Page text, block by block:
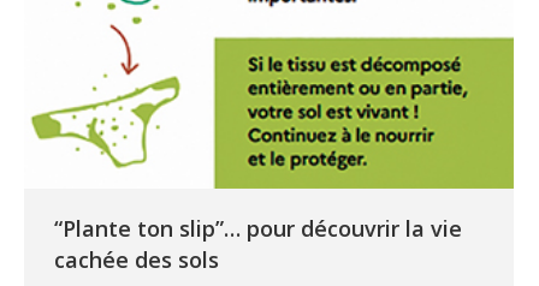
“Plante ton slip”… pour découvrir la vie
cachée des sols